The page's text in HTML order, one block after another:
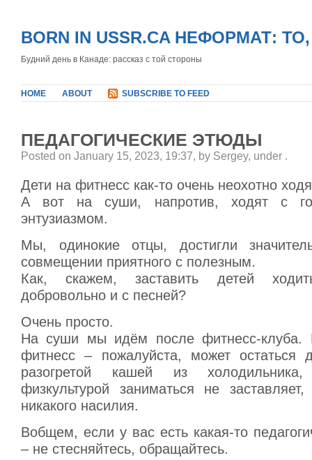
BORN IN USSR.CA НЕФОРМАТ:
Будний день в Канаде: рассказ с той стороны
HOME ABOUT SUBSCRIBE TO FEED
ПЕДАГОГИЧЕСКИЕ ЭТЮДЫ
Posted on January 15, 2023, 19:37, by Sergey, under .
Дети на фитнесс как-то очень неохотно
А вот на суши, напротив, ходят с
энтузиазмом.
Мы, одинокие отцы, достигли
совмещении приятного с полезным.
Как, скажем, заставить детей
добровольно и с песней?
Очень просто.
На суши мы идём после фитнесс-клуба.
фитнесс – пожалуйста, может остаться
разогретой кашей из
физкультурой заниматься не
никакого насилия.
Вобщем, если у вас есть какая-то
– не стесняйтесь, обращайтесь.